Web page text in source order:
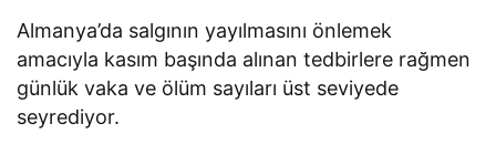
Almanya’da salgının yayılmasını önlemek
amacıyla kasım başında alınan tedbirlere rağmen
günlük vaka ve ölüm sayıları üst seviyede
seyrediyor.